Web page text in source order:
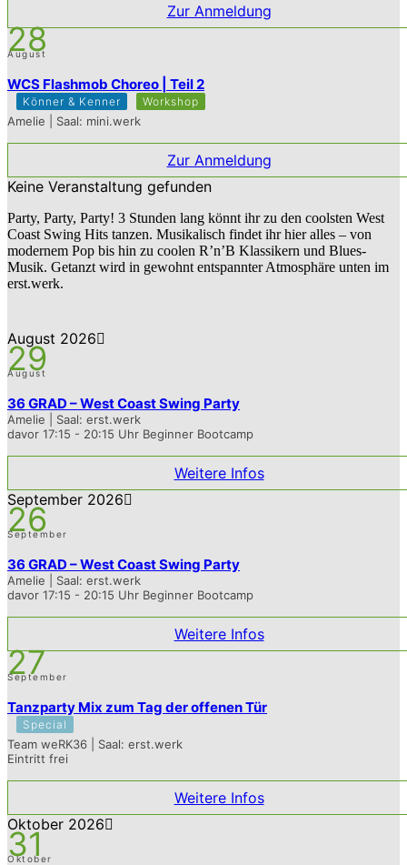
Zur Anmeldung
28
August
WCS Flashmob Choreo | Teil 2
Könner & Kenner Workshop
Amelie | Saal: mini.werk
Zur Anmeldung
Keine Veranstaltung gefunden
Party, Party, Party! 3 Stunden lang könnt ihr zu den coolsten West
Coast Swing Hits tanzen. Musikalisch findet ihr hier alles – von
modernem Pop bis hin zu coolen R’n’B Klassikern und Blues-
Musik. Getanzt wird in gewohnt entspannter Atmosphäre unten im
erst.werk.
August 2026
29
August
36 GRAD – West Coast Swing Party
Amelie | Saal: erst.werk
davor 17:15 - 20:15 Uhr Beginner Bootcamp
Weitere Infos
September 2026
26
September
36 GRAD – West Coast Swing Party
Amelie | Saal: erst.werk
davor 17:15 - 20:15 Uhr Beginner Bootcamp
Weitere Infos
27
September
Tanzparty Mix zum Tag der offenen Tür
Special
Team weRK36 | Saal: erst.werk
Eintritt frei
Weitere Infos
Oktober 2026
31
Oktober